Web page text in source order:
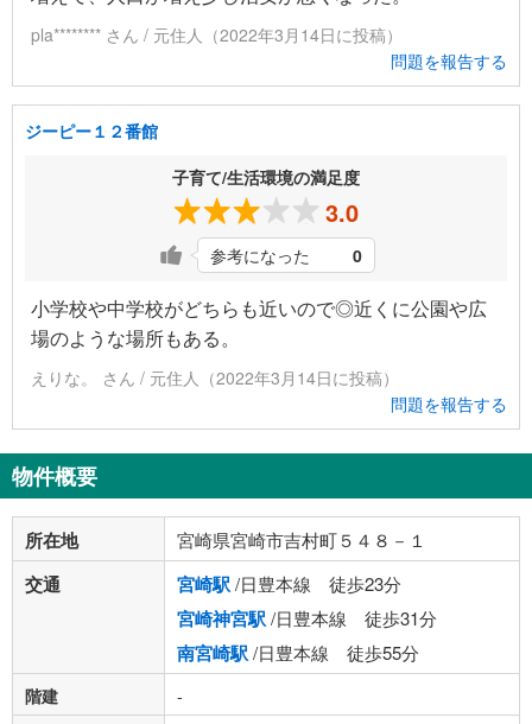
pla******** さん / 元住人（2022年3月14日に投稿）
問題を報告する
ジーピー１２番館
子育て/生活環境の満足度
3.0
参考になった 0
小学校や中学校がどちらも近いので◎近くに公園や広
場のような場所もある。
えりな。 さん / 元住人（2022年3月14日に投稿）
問題を報告する
物件概要
所在地 宮崎県宮崎市吉村町５４８－１
交通 宮崎駅/日豊本線 徒歩23分
宮崎神宮駅/日豊本線 徒歩31分
南宮崎駅/日豊本線 徒歩55分
階建
-